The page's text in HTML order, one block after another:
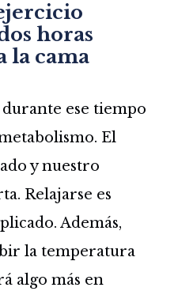
horas
la cama
ese tiempo
El
y nuestro
Relajarse es
Además,
la temperatura
algo más en